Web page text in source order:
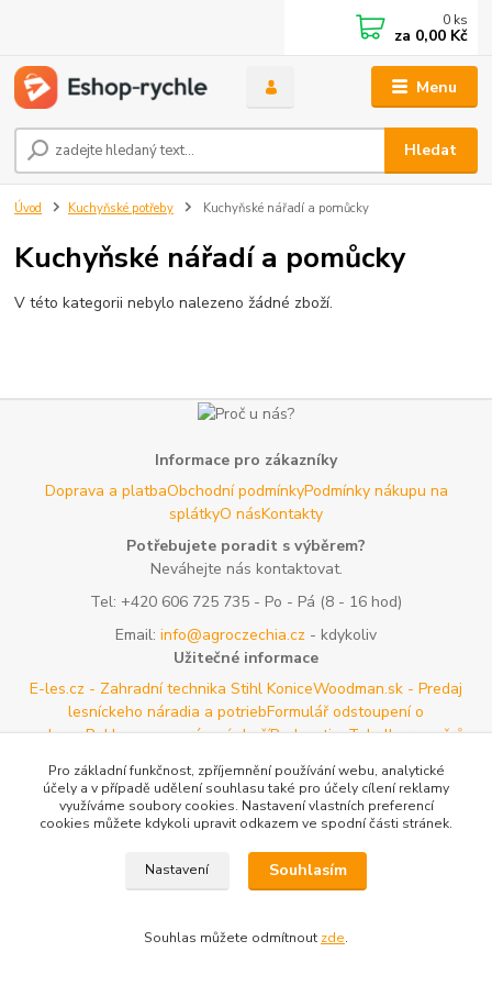
Menu
Hledat
0 ks
za 0,00 Kč
Úvod Kuchyňské potřeby Kuchyňské nářadí a pomůcky
Kuchyňské nářadí a pomůcky
V této kategorii nebylo nalezeno žádné zboží.
Informace pro zákazníky
Doprava a platbaObchodní podmínkyPodmínky nákupu na
splátkyO násKontakty
Potřebujete poradit s výběrem?
Neváhejte nás kontaktovat.
Tel: +420 606 725 735 - Po - Pá (8 - 16 hod)
Email: info@agroczechia.cz - kdykoliv
Užitečné informace
E-les.cz - Zahradní technika Stihl KoniceWoodman.sk - Predaj
lesníckeho náradia a potriebFormulář odstoupení o
smlouvyReklamace a vrácení zbožíRady a tipyTabulky rozměrů
Vytvořeno na Eshop-rychle.cz
Pro základní funkčnost, zpříjemnění používání webu, analytické
účely a v případě udělení souhlasu také pro účely cílení reklamy
využíváme soubory cookies. Nastavení vlastních preferencí
cookies můžete kdykoli upravit odkazem ve spodní části stránek.
Nastavení Souhlasím
Souhlas můžete odmítnout zde.